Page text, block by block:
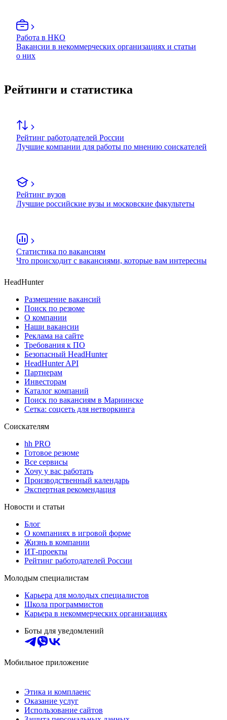
Работа в НКО
Вакансии в некоммерческих организациях и статьи
о них
Рейтинги и статистика
Рейтинг работодателей России
Лучшие компании для работы по мнению соискателей
Рейтинг вузов
Лучшие российские вузы и московские факультеты
Статистика по вакансиям
Что происходит с вакансиями, которые вам интересны
HeadHunter
Размещение вакансий
Поиск по резюме
О компании
Наши вакансии
Реклама на сайте
Требования к ПО
Безопасный HeadHunter
HeadHunter API
Партнерам
Инвесторам
Каталог компаний
Поиск по вакансиям в Мариинске
Сетка: соцсеть для нетворкинга
Соискателям
hh PRO
Готовое резюме
Все сервисы
Хочу у вас работать
Производственный календарь
Экспертная рекомендация
Новости и статьи
Блог
О компаниях в игровой форме
Жизнь в компании
ИТ-проекты
Рейтинг работодателей России
Молодым специалистам
Карьера для молодых специалистов
Школа программистов
Карьера в некоммерческих организациях
Боты для уведомлений
Мобильное приложение
Этика и комплаенс
Оказание услуг
Использование сайтов